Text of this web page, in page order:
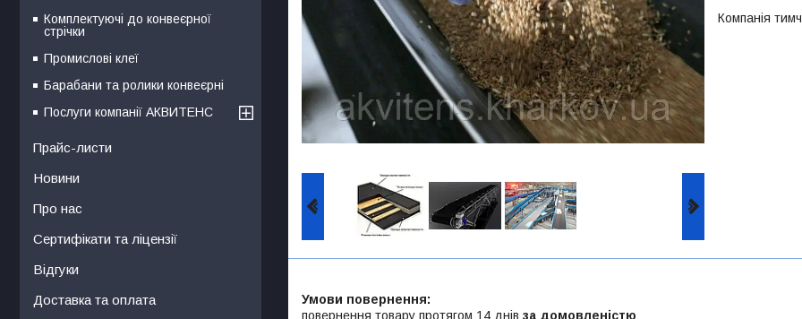
Компанія
повернення товару протягом 14 днів за домовленістю
Комплектуючі до конвеєрної
стрічки
Промислові клеї
Барабани та ролики конвеєрні
Послуги компанії АКВИТЕНС
Прайс-листи
Новини
Про нас
Сертифікати та ліцензії
Відгуки
Доставка та оплата